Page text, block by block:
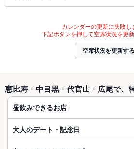
カレンダーの更新に失敗し
下記ボタンを押して空席状況を更新
空席状況を更新する
恵比寿・中目黒・代官山・広尾で、
昼飲みできるお店
大人のデート・記念日